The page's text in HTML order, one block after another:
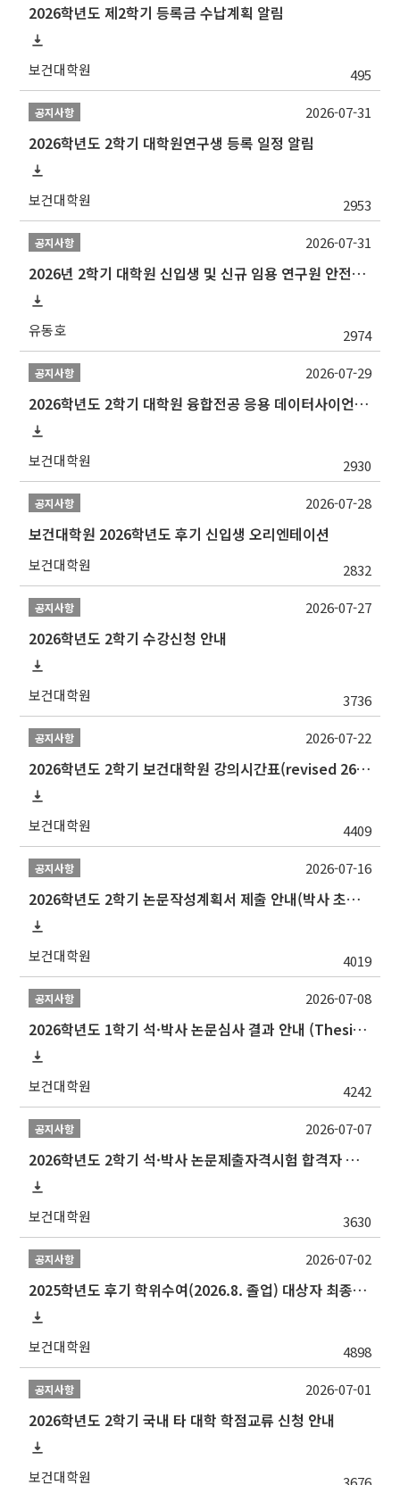
2026학년도 제2학기 등록금 수납계획 알림
보건대학원 495
공지사항
2026학년도 2학기 대학원연구생 등록 일정 알림
보건대학원 2953
2026-07-31
공지사항
2026년 2학기 대학원 신입생 및 신규 임용 연구원 안전환경교육(신규교육) 실시 안내
유동호 2974
2026-07-31
공지사항
2026학년도 2학기 대학원 융합전공 응용 데이터사이언스 선발 계획 알림
보건대학원 2930
2026-07-29
공지사항
보건대학원 2026학년도 후기 신입생 오리엔테이션
보건대학원 2832
2026-07-28
공지사항
2026학년도 2학기 수강신청 안내
보건대학원 3736
2026-07-27
공지사항
2026학년도 2학기 보건대학원 강의시간표(revised 260803)(2026 2nd SEMESTER SNU GSPH TIMETABLE)
보건대학원 4409
2026-07-22
공지사항
2026학년도 2학기 논문작성계획서 제출 안내(박사 초심 일정 포함)_Thesis Proposal
보건대학원 4019
2026-07-16
공지사항
2026학년도 1학기 석·박사 논문심사 결과 안내 (Thesis Defense Result)
보건대학원 4242
2026-07-08
공지사항
2026학년도 2학기 석·박사 논문제출자격시험 합격자 공고(TSQ Exam Result)
보건대학원 3630
2026-07-07
공지사항
2025학년도 후기 학위수여(2026.8. 졸업) 대상자 최종인준 논문 제출 안내
보건대학원 4898
2026-07-02
공지사항
2026학년도 2학기 국내 타 대학 학점교류 신청 안내
보건대학원
2026-07-01